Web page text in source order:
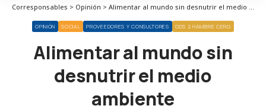
Corresponsables > Opinión > Alimentar al mundo sin desnutrir el medio ambiente
OPINIÓN SOCIAL PROVEEDORES Y CONSULTORES ODS 2 HAMBRE CERO
Alimentar al mundo sin
desnutrir el medio
ambiente